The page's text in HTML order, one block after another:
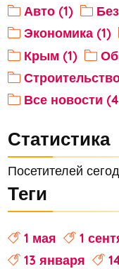
Авто (1)
Экономика (1)
Крым (1)
Все новости
Статистика
Посетителей
Теги
1 мая 1
13 января